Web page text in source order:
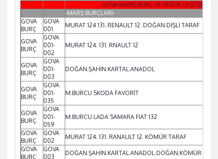
GOVA MARŞ BURÇ VE YASTIK ÇEŞİTLERİ
-MARŞ BURÇLARI-
GOVA
BURÇ
GOVA
001
MURAT 124 131. RENAULT 12. DOĞAN.DİŞLİ TARAF
GOVA
BURÇ
GOVA
001-
002
MURAT 124. 131. RNAULT 12
GOVA
BURÇ
GOVA
001-
003
DOĞAN.ŞAHİN.KARTAL.ANADOL
GOVA
BURÇ
GOVA
001-
035
M.BURCU SKODA FAVORİT
GOVA
BURÇ
GOVA
001-
059
M.BURCU LADA SAMARA FIAT 132
GOVA
BURÇ
GOVA
002
MURAT 124. 131. RANAULT 12. KÖMÜR TARAF
GOVA
BURÇ
GOVA
003
DOĞAN.ŞAHİN.KARTAL.ANADOL.DOĞAN.KÖMÜR